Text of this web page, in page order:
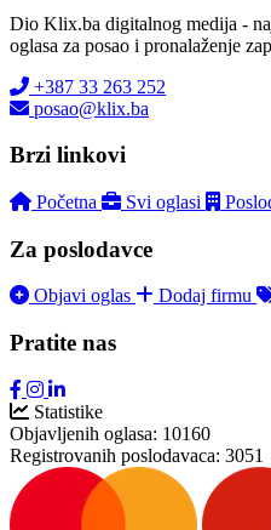
Dio Klix.ba digitalnog medija -
oglasa za posao i pronalaženje
+387 33 263 252
posao@klix.ba
Brzi linkovi
Početna Svi oglasi
Za poslodavce
Objavi oglas Dodaj firmu
Pratite nas
Statistike
Objavljenih oglasa: 10160
Registrovanih poslodavaca: 3051